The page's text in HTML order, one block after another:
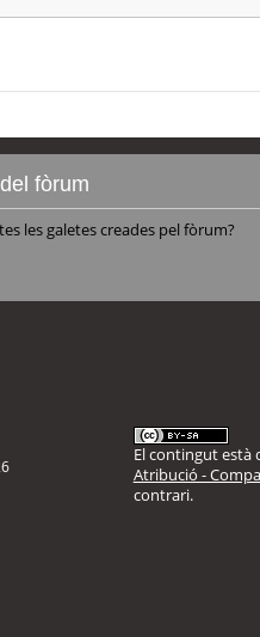
fòrum
les galetes creades pel fòrum?
El contingut està
Atribució -
contrari.